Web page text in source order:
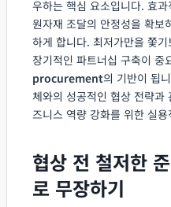
우하는 핵심 요소입니다. 효과
원자재 조달의 안정성을 확보
하게 합니다. 최저가만을 쫓
장기적인 파트너십 구축이 중
procurement의 기반이 됩
체와의 성공적인 협상 전략과
즈니스 역량 강화를 위한 실
협상 전 철저한
로 무장하기